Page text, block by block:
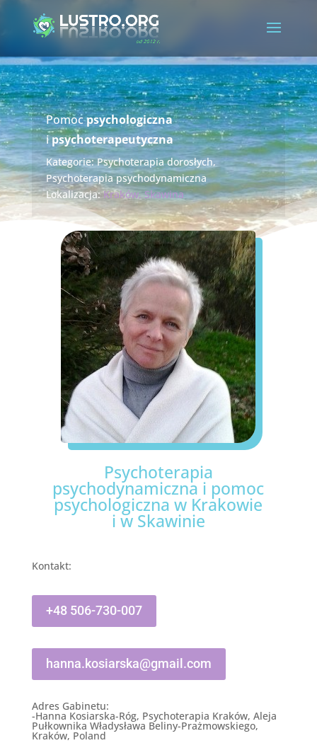
Pomocpsychologiczna
ipsychoterapeutyczna
Kategorie:Psychoterapia dorosłych,
Psychoterapia psychodynamiczna
Lokalizacja:Kraków,Skawina
Psychoterapia
psychodynamiczna i pomoc
psychologiczna w Krakowie
i w Skawinie
Kontakt:
+48 506-730-007
hanna.kosiarska@gmail.com
Adres Gabinetu:
-Hanna Kosiarska-Róg, Psychoterapia Kraków, Aleja
Pułkownika Władysława Beliny-Prażmowskiego,
Kraków, Poland